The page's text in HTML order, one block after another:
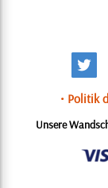
• Politik
Unsere